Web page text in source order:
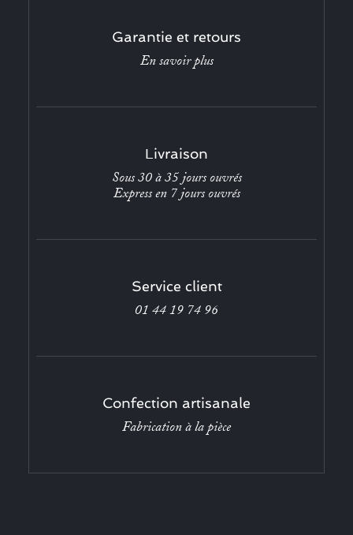
Garantie et retours
En savoir plus
Livraison
Sous 30 à 35 jours ouvrés
Express en 7 jours ouvrés
Service client
01 44 19 74 96
Confection artisanale
Fabrication à la pièce